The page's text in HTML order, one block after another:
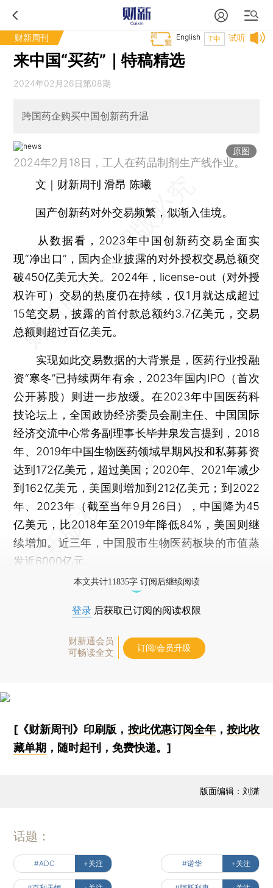
财新周刊 试听
T中
English
来中国“买药”｜特稿精选
2024年02月26日第08期
跨国药企购买中国创新药升温
原图
2024年2月18日，工人在药品制剂生产线作业。
文｜财新周刊 滑昂 陈曦
国产创新药对外交易频繁，似渐入佳境。
从数据看，2023年中国创新药交易全面实
现“净出口”，国内企业披露的对外授权交易总额突
破450亿美元大关。2024年，license-out（对外授
权许可）交易的热度仍在持续，仅1月就达成超过
15笔交易，披露的首付款总额约3.7亿美元，交易
总额则超过百亿美元。
实现如此交易数据的大背景是，医药行业投融
资“寒冬”已持续两年有余，2023年国内IPO（首次
公开募股）则进一步放缓。在2023年中国医药科
技论坛上，全国政协经济委员会副主任、中国国际
经济交流中心常务副理事长毕井泉发言提到，2018
年、2019年中国生物医药领域早期风投和私募募资
达到172亿美元，超过美国；2020年、2021年减少
到162亿美元，美国则增加到212亿美元；到2022
年、2023年（截至当年9月26日），中国降为45
亿美元，比2018年至2019年降低84%，美国则继
续增加。近三年，中国股市生物医药板块的市值蒸
发近6000亿元。
本文共计11835字 订阅后继续阅读
登录 后获取已订阅的阅读权限
财新通会员
可畅读全文
订阅/会员升级
[《财新周刊》印刷版， 按此优惠订阅全年， 按此收
藏单期 ，随时起刊，免费快递。]
版面编辑：刘潇
话题：
#ADC +关注 #诺华 +关注